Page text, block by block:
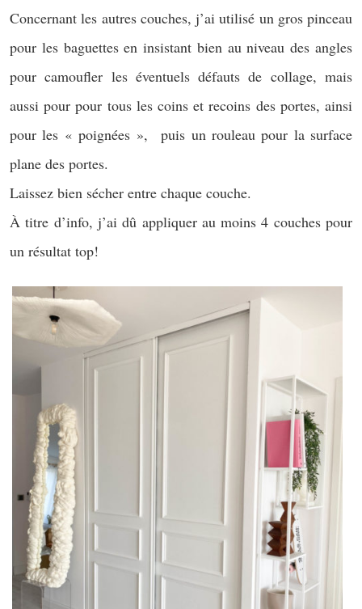
Concernant les autres couches, j’ai utilisé un gros pinceau
pour les baguettes en insistant bien au niveau des angles
pour camoufler les éventuels défauts de collage, mais
aussi pour pour tous les coins et recoins des portes, ainsi
pour les « poignées », puis un rouleau pour la surface
plane des portes.
Laissez bien sécher entre chaque couche.
À titre d’info, j’ai dû appliquer au moins 4 couches pour
un résultat top!